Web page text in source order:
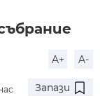
A+ A-
Запази